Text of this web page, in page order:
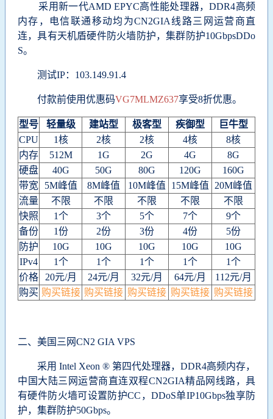
采用新一代AMD EPYC高性能处理器，DDR4高频
内存，电信联通移动均为CN2GIA线路三网运营商直
连，具有天机盾硬件防火墙防护，集群防护10GbpsDDo
S。
测试IP：103.149.91.4
付款前使用优惠码VG7MLMZ637享受8折优惠。
型号 轻量级 建站型 极客型 疾御型
巨牛型
CPU
1核 2核 2核 4核
8核
内存
512M 1G 2G 4G
8G
硬盘
40G 50G 80G 120G
160G
带宽
5M峰值 8M峰值 10M峰值 15M峰值
20M峰值
流量
不限 不限 不限 不限
不限
快照
1个 3个 5个 7个
9个
备份
1份 2份 3份 4份
5份
防护
10G 10G 10G 10G
10G
IPv4
1个 1个 1个 1个
1个
价格
20元/月 24元/月 32元/月 64元/月
112元/月
购买 购买链接 购买链接 购买链接 购买链接 购买链接
二、美国三网CN2 GIA VPS
采用 Intel Xeon ® 第四代处理器，DDR4高频内存，
中国大陆三网运营商直连双程CN2GIA精品网线路，具
有硬件防火墙可设置防护CC，DDoS单IP10Gbps独享防
护，集群防护50Gbps。